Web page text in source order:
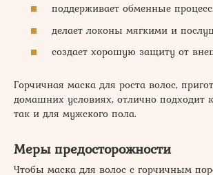
поддерживает обменные
делает локоны мягкими и
создает хорошую защиту от
Горчичная маска для роста волос,
домашних условиях, отлично подходит
так и для мужского пола.
Меры предосторожности
Чтобы маска для волос с горчичным